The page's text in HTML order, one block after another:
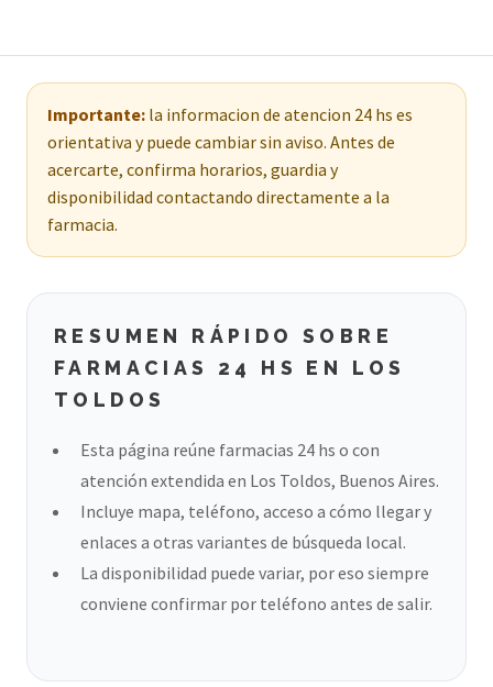
Importante:la informacion de atencion 24 hs es
orientativa y puede cambiar sin aviso. Antes de
acercarte, confirma horarios, guardia y
disponibilidad contactando directamente a la
farmacia.
RESUMEN RÁPIDO SOBRE
FARMACIAS 24 HS EN LOS
TOLDOS
Esta página reúne farmacias 24 hs o con
atención extendida en Los Toldos, Buenos Aires.
Incluye mapa, teléfono, acceso a cómo llegar y
enlaces a otras variantes de búsqueda local.
La disponibilidad puede variar, por eso siempre
conviene confirmar por teléfono antes de salir.